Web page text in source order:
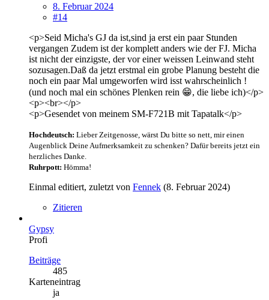
8. Februar 2024
#14
<p>Seid Micha's GJ da ist,sind ja erst ein paar Stunden
vergangen Zudem ist der komplett anders wie der FJ. Micha
ist nicht der einzigste, der vor einer weissen Leinwand steht
sozusagen.Daß da jetzt erstmal ein grobe Planung besteht die
noch ein paar Mal umgeworfen wird isst wahrscheinlich !
(und noch mal ein schönes Plenken rein 😁, die liebe ich)</p>
<p><br></p>
<p>Gesendet von meinem SM-F721B mit Tapatalk</p>
Hochdeutsch: Lieber Zeitgenosse, wärst Du bitte so nett, mir einen
Augenblick Deine Aufmerksamkeit zu schenken? Dafür bereits jetzt ein
herzliches Danke.
Ruhrpott: Hömma!
Einmal editiert, zuletzt von Fennek (8. Februar 2024)
Zitieren
Gypsy
Profi
Beiträge
485
Karteneintrag
ja